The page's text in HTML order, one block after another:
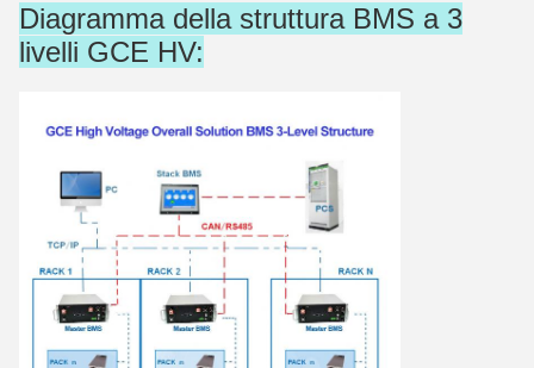
Diagramma della struttura BMS a 3
livelli GCE HV: